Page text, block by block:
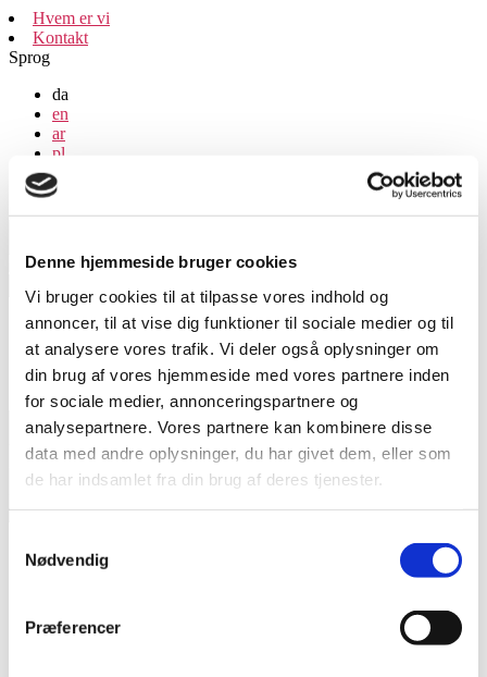
Denne hjemmeside bruger cookies
Vi bruger cookies til at tilpasse vores indhold og
annoncer, til at vise dig funktioner til sociale medier og til
at analysere vores trafik. Vi deler også oplysninger om
din brug af vores hjemmeside med vores partnere inden
for sociale medier, annonceringspartnere og
analysepartnere. Vores partnere kan kombinere disse
data med andre oplysninger, du har givet dem, eller som
de har indsamlet fra din brug af deres tjenester.
Nødvendig
Præferencer
Spring
til
indholdet
Hvem er vi
Kontakt
Sprog
da
en
ar
pl
ru
tr
FIU-
Kursuskalender
Værktøjer og materialer
Vores Arbejde
Tilmelding
Søg
Søg
efter:
Luk
Luk Menu
Kursuskalender
Værktøjer og materialer
Hvem er vi